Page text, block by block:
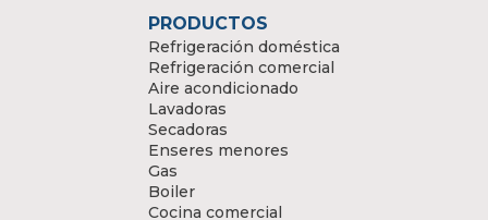
PRODUCTOS
Refrigeración doméstica
Refrigeración comercial
Aire acondicionado
Lavadoras
Secadoras
Enseres menores
Gas
Boiler
Cocina comercial